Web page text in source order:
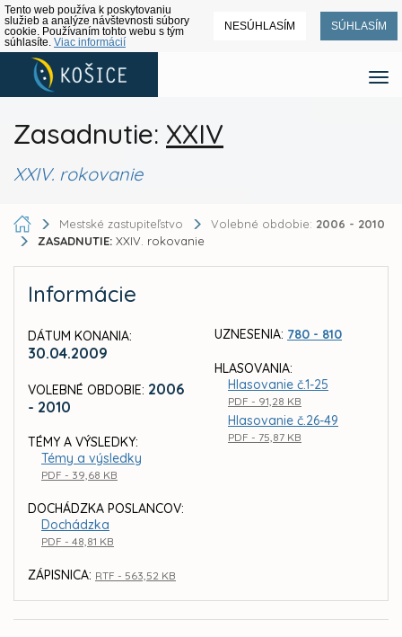
Tento web používa k poskytovaniu
služieb a analýze návštevnosti súbory
cookie. Používaním tohto webu s tým
súhlasíte. Viac informácií
NESÚHLASÍM SÚHLASÍM
Zasadnutie: XXIV
XXIV. rokovanie
Mestské zastupiteľstvo Volebné obdobie: 2006 - 2010
ZASADNUTIE: XXIV. rokovanie
Informácie
DÁTUM KONANIA:
30.04.2009
VOLEBNÉ OBDOBIE: 2006
- 2010
TÉMY A VÝSLEDKY:
Témy a výsledky
PDF - 39,68 KB
DOCHÁDZKA POSLANCOV:
Dochádzka
PDF - 48,81 KB
ZÁPISNICA: RTF - 563,52 KB
UZNESENIA: 780 - 810
HLASOVANIA:
Hlasovanie č.1-25
PDF - 91,28 KB
Hlasovanie č.26-49
PDF - 75,87 KB